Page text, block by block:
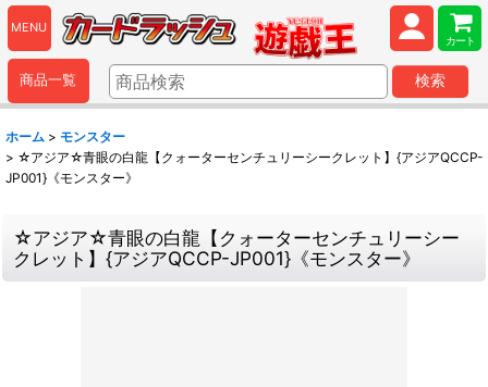
MENU
カート
商品一覧 検索
ホーム > モンスター
> ☆アジア☆青眼の白龍【クォーターセンチュリーシークレット】{アジアQCCP-
JP001}《モンスター》
☆アジア☆青眼の白龍【クォーターセンチュリーシー
クレット】{アジアQCCP-JP001}《モンスター》